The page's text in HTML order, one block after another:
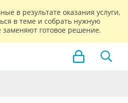
в результате оказания услуги,
в теме и собрать нужную
готовое решение.